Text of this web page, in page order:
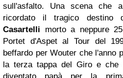
sull'asfalto. Una scena che
ricordato il tragico destino
Casartelli morto a neppure
Portet d'Aspet al Tour del
beffardo per Wouter che l'anno
la terza tappa del Giro e che